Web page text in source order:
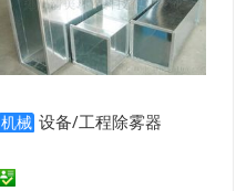
机械 设备/工程除雾器